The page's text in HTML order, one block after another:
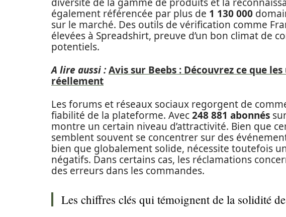
également référencée par plus de 1 130 000
sur le marché. Des outils de vérification comme
élevées à Spreadshirt, preuve d’un bon climat de
potentiels.
A lire aussi :Avis sur Beebs : Découvrez ce que
réellement
Les forums et réseaux sociaux regorgent de
fiabilité de la plateforme. Avec248 881 abonnés
montre un certain niveau d’attractivité. Bien que
semblent souvent se concentrer sur des
bien que globalement solide, nécessite toutefois
négatifs. Dans certains cas, les réclamations
des erreurs dans les commandes.
Les chiffres clés qui témoignent de la solidité